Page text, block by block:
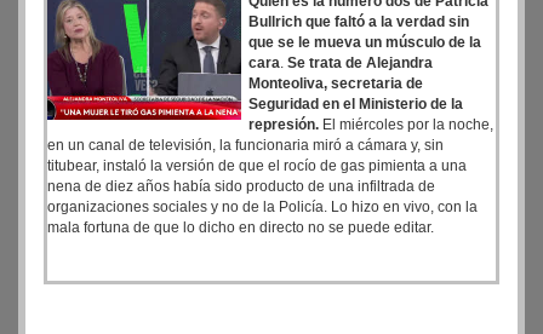
Bullrich que faltó a la verdad sin
que se le mueva un músculo de la
cara. Se trata de Alejandra
Monteoliva, secretaria de
Seguridad en el Ministerio de la
represión. El miércoles por la noche,
en un canal de televisión, la funcionaria miró a cámara y, sin
titubear, instaló la versión de que el rocío de gas pimienta a una
nena de diez años había sido producto de una infiltrada de
organizaciones sociales y no de la Policía. Lo hizo en vivo, con la
mala fortuna de que lo dicho en directo no se puede editar.